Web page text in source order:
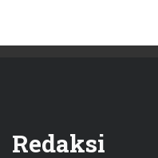
Redaksi